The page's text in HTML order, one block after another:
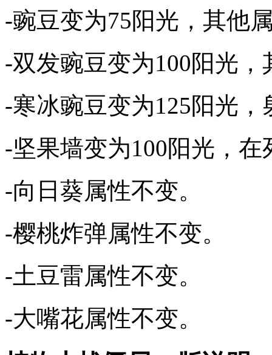
-豌豆变为75阳光，其他
-双发豌豆变为100阳光
-寒冰豌豆变为125阳光，
-坚果墙变为100阳光，
-向日葵属性不变。
-樱桃炸弹属性不变。
-土豆雷属性不变。
-大嘴花属性不变。